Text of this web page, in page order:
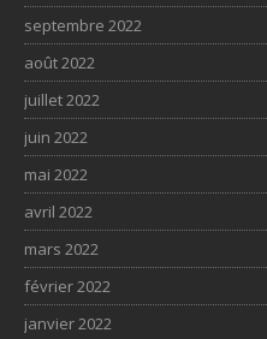
septembre 2022
août 2022
juillet 2022
juin 2022
mai 2022
avril 2022
mars 2022
février 2022
janvier 2022